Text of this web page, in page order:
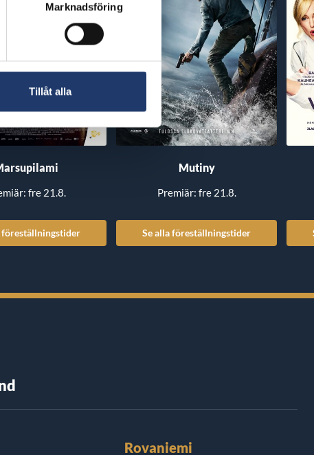
Marknadsföring
Tillåt alla
fre 21.8.
föreställningstider
Mutiny
Premiär: fre 21.8.
Se alla föreställningstider
Rovaniemi